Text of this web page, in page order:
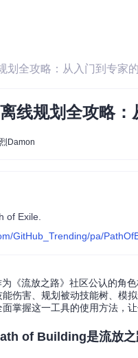
划全攻略：从入门到专家
线规划全攻略
Damon
of Exile.
GitHub_Trending/pa/
《流放之路》社区公认的角
伤害、规划被动技能树、模
掌握这一工具的使用方法，
of Building是流放